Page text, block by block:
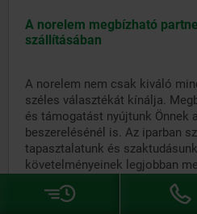
A norelem megbízható
szállításában
A norelem nem csak kiváló
széles választékát kínálja.
és támogatást nyújtunk Önnek
beszerelésénél is. Az iparban
tapasztalatunk és
követelményeinek legjobban
szállítjuk. Számos
megoldásokkal testre szabott